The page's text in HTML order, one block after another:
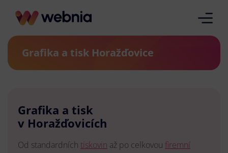
Grafika a tisk Horažďovice
Grafika a tisk
v Horažďovicích
Od standardních tiskovin až po celkovou firemní